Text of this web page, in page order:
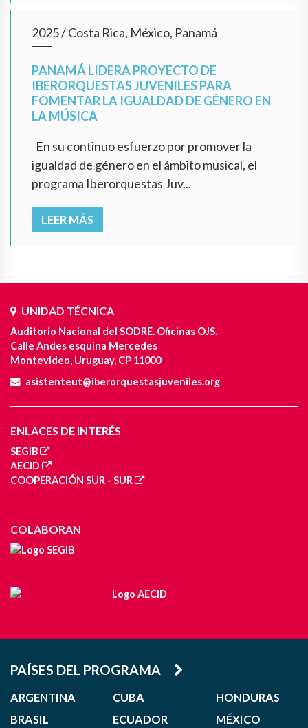
2025/Costa Rica, México, Panamá
PANAMÁ LIDERA PROYECTO DE
IBERORQUESTAS JUVENILES PARA
FOMENTAR LA IGUALDAD DE GÉNERO EN
LA MÚSICA
En su continuo esfuerzo por promover la
igualdad de género en el ámbito musical, el
programa Iberorquestas Juv...
LEER MÁS
UNIDAD TÉCNICA
Auditorio Nacional del SODRE. Oficinas OJS.
Calle Andes esquina Mercedes
Montevideo, Uruguay, CP 11000
asistenteut@iberorquestasjuveniles.org
ENLACES DE INTERÉS
SEGIB
AECID
COOPERACIÓN SUR - SUR
COLABORAN
PAÍSES DEL PROGRAMA
ARGENTINA
BRASIL
CUBA
ECUADOR
HONDURAS
MÉXICO